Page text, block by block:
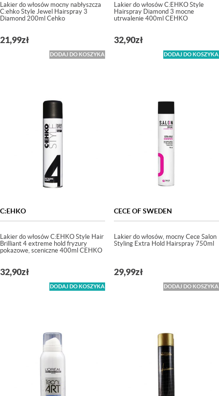
Lakier do włosów mocny nabłyszcza
C:ehko Style Jewel Hairspray 3
Diamond 200ml Cehko
21,99zł
DODAJ DO KOSZYKA
Lakier do włosów C:EHKO Style
Hairspray Diamond 3 mocne
utrwalenie 400ml CEHKO
32,90zł
DODAJ DO KOSZYKA
C:EHKO
Lakier do włosów C:EHKO Style Hair
Brilliant 4 extreme hold fryzury
pokazowe, sceniczne 400ml CEHKO
32,90zł
DODAJ DO KOSZYKA
CECE OF SWEDEN
Lakier do włosów, mocny Cece Salon
Styling Extra Hold Hairspray 750ml
29,99zł
DODAJ DO KOSZYKA